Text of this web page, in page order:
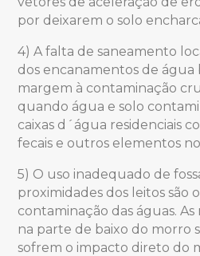
por deixarem o solo
4) A falta de saneamento
dos encanamentos de
margem à contaminação
quando água e solo
caixas d´água residenciais
fecais e outros elementos
5) O uso inadequado de
proximidades dos leitos são
contaminação das águas.
na parte de baixo do morro
sofrem o impacto direto do